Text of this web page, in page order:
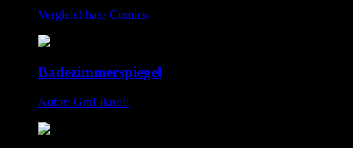
Vergleichbare Comics
Badezimmerspiegel
Autor: Graf Iknofl